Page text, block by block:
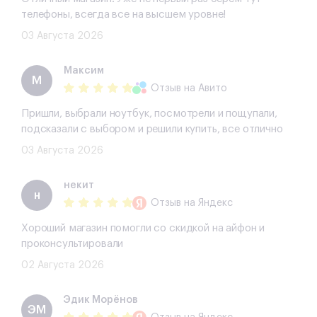
телефоны, всегда все на высшем уровне!
03 Августа 2026
М
Максим
Отзыв на Авито
Пришли, выбрали ноутбук, посмотрели и пощупали,
подсказали с выбором и решили купить, все отлично
03 Августа 2026
н
некит
Отзыв на Яндекс
Хороший магазин помогли со скидкой на айфон и
проконсультировали
02 Августа 2026
ЭМ
Эдик Морёнов